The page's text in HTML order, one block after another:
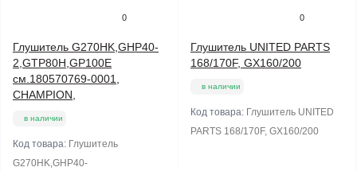
0
Глушитель G270HK,GHP40-
2,GTP80H,GP100E
см.180570769-0001,
CHAMPION,
в наличии
Код товара: Глушитель
G270HK,GHP40-
0
Глушитель UNITED PARTS
168/170F, GX160/200
в наличии
Код товара: Глушитель UNITED
PARTS 168/170F, GX160/200